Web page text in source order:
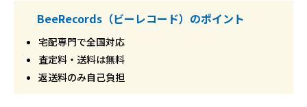
BeeRecords（ビーレコード）のポイント
宅配専門で全国対応
査定料・送料は無料
返送料のみ自己負担